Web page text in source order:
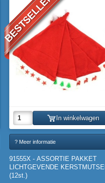
BESTSELLER
In winkelwagen
? Meer informatie
91555X - ASSORTIE PAKKET
LICHTGEVENDE
(12st.)